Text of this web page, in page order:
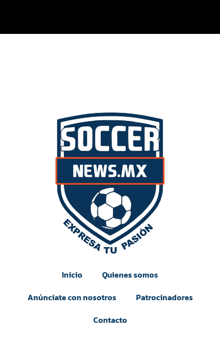
Inicio
Quienes somos
Anúnciate con nosotros
Patrocinadores
Contacto